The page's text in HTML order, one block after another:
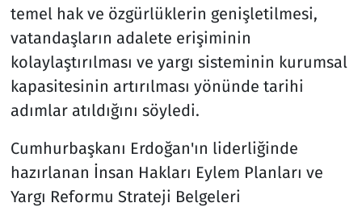
temel hak ve özgürlüklerin genişletilmesi,
vatandaşların adalete erişiminin
kolaylaştırılması ve yargı sisteminin kurumsal
kapasitesinin artırılması yönünde tarihi
adımlar atıldığını söyledi.
Cumhurbaşkanı Erdoğan'ın liderliğinde
hazırlanan İnsan Hakları Eylem Planları ve
Yargı Reformu Strateji Belgeleri